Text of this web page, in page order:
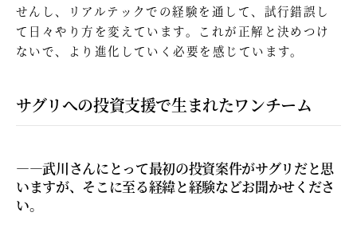
せんし、リアルテックでの経験を通して、試行錯誤し
て日々やり方を変えています。これが正解と決めつけ
ないで、より進化していく必要を感じています。
サグリへの投資支援で生まれたワンチーム
—―武川さんにとって最初の投資案件がサグリだと思
いますが、そこに至る経緯と経験などお聞かせくださ
い。